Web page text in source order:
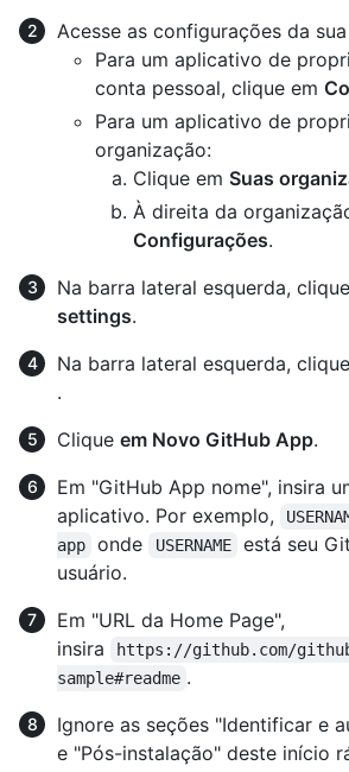
Acesse as configurações da
Para um aplicativo de
conta pessoal, clique em
Para um aplicativo de
organização:
Clique em Suas
À direita da
Configurações.
Na barra lateral esquerda,
settings.
Na barra lateral esquerda,
.
Clique em Novo GitHub App.
Em "GitHub App nome", insira
aplicativo. Por exemplo,
app
onde USERNAME
está seu
usuário.
Em "URL da Home Page",
insira
https://github.com/
sample#readme .
Ignore as seções "Identificar e
e "Pós-instalação" deste início